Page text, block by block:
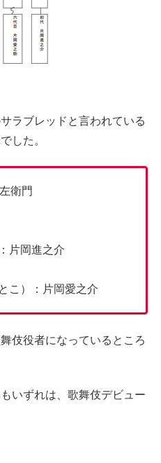
ラブレッドと言われている
した。
衛門
片岡進之介
こ）：片岡愛之介
伎役者になっているところ
いずれは、歌舞伎デビュー